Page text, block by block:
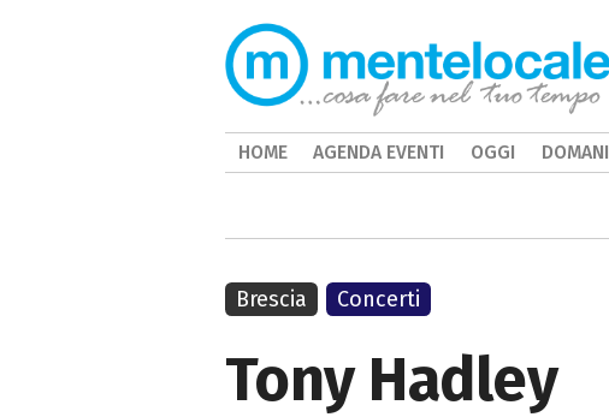
Tony Hadley
Brescia Concerti
HOME AGENDA EVENTI OGGI DOMANI